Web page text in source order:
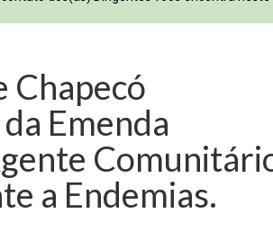
Chapecó
Emenda
a Endemias.